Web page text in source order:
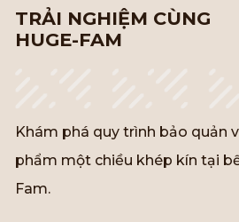
TRẢI NGHIỆM CÙNG
HUGE-FAM
Khám phá quy trình bảo quản
phẩm một chiều khép kín tại
Fam.